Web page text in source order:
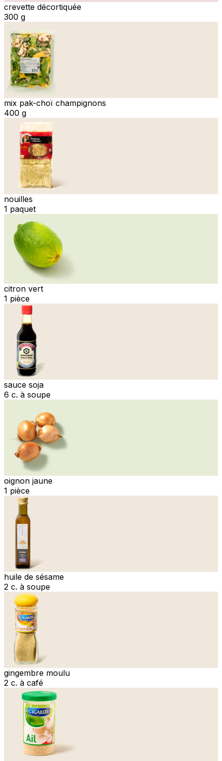
crevette décortiquée
300 g
mix pak-choï champignons
400 g
nouilles
1 paquet
citron vert
1 pièce
sauce soja
6 c. à soupe
oignon jaune
1 pièce
huile de sésame
2 c. à soupe
gingembre moulu
2 c. à café